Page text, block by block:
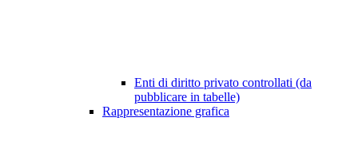
Enti di diritto privato controllati (da
pubblicare in tabelle)
Rappresentazione grafica